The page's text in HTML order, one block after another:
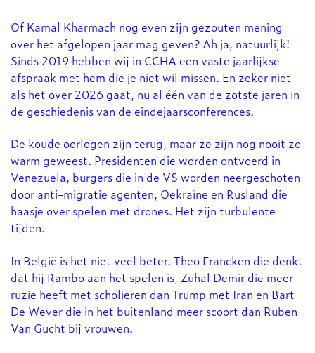
Of Kamal Kharmach nog even zijn gezouten mening
over het afgelopen jaar mag geven? Ah ja, natuurlijk!
Sinds 2019 hebben wij in CCHA een vaste jaarlijkse
afspraak met hem die je niet wil missen. En zeker niet
als het over 2026 gaat, nu al één van de zotste jaren in
de geschiedenis van de eindejaarsconferences.
De koude oorlogen zijn terug, maar ze zijn nog nooit zo
warm geweest. Presidenten die worden ontvoerd in
Venezuela, burgers die in de VS worden neergeschoten
door anti-migratie agenten, Oekraïne en Rusland die
haasje over spelen met drones. Het zijn turbulente
tijden.
In België is het niet veel beter. Theo Francken die denkt
dat hij Rambo aan het spelen is, Zuhal Demir die meer
ruzie heeft met scholieren dan Trump met Iran en Bart
De Wever die in het buitenland meer scoort dan Ruben
Van Gucht bij vrouwen.